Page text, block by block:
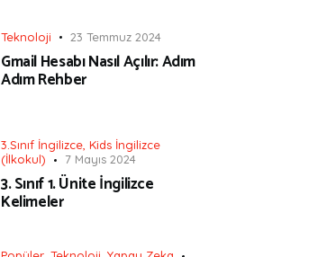
Teknoloji 23 Temmuz 2024
Gmail Hesabı Nasıl Açılır: Adım
Adım Rehber
3.Sınıf İngilizce, Kids İngilizce
(İlkokul)
7 Mayıs 2024
3. Sınıf 1. Ünite İngilizce
Kelimeler